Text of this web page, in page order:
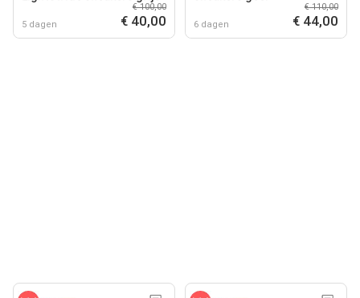
5 dagen
€ 100,00
€ 40,00 6 dagen
€ 110,00
€ 44,00